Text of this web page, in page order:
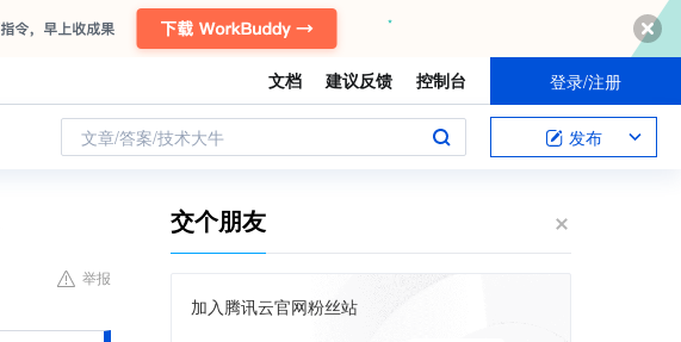
文档 建议反馈 控制台 登录/注册
文章/答案/技术大牛 发布
举报
交个朋友
加入腾讯云官网粉丝站